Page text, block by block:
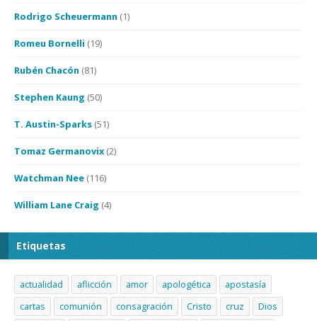
Rodrigo Scheuermann (1)
Romeu Bornelli (19)
Rubén Chacón (81)
Stephen Kaung (50)
T. Austin-Sparks (51)
Tomaz Germanovix (2)
Watchman Nee (116)
William Lane Craig (4)
Etiquetas
actualidad aflicción amor apologética
apostasía
cartas
comunión consagración Cristo cruz
Dios